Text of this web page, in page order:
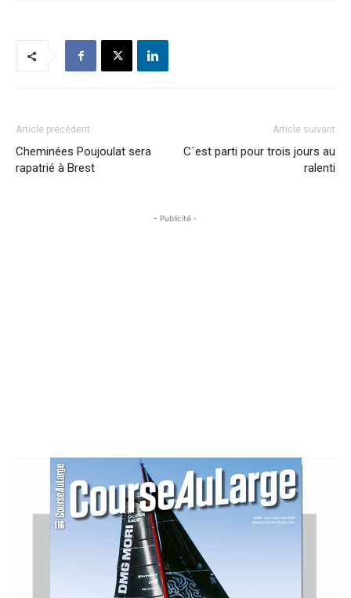
Article précédent
Cheminées Poujoulat sera
rapatrié à Brest
Article suivant
C´est parti pour trois jours au
ralenti
- Publicité -